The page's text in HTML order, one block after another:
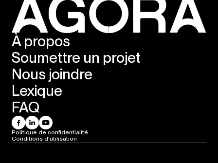
À propos
Soumettre un projet
Nous joindre
Lexique
FAQ
Politique de confidentialité
Conditions d'utilisation